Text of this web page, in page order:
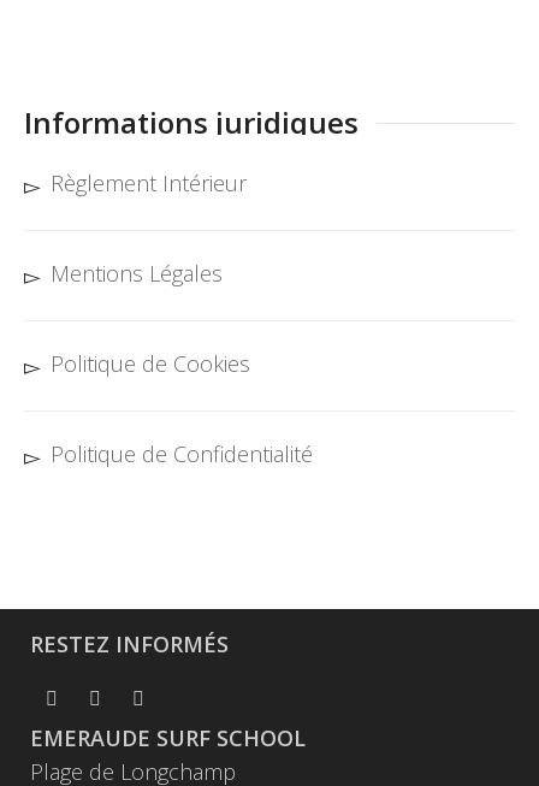
Informations juridiques
Règlement Intérieur
Mentions Légales
Politique de Cookies
Politique de Confidentialité
RESTEZ INFORMÉS
EMERAUDE SURF SCHOOL
Plage de Longchamp